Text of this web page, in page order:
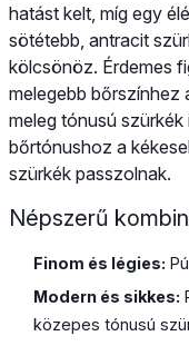
hatást kelt, míg egy
sötétebb, antracit
kölcsönöz. Érdemes
melegebb bőrszínhez
meleg tónusú szürkék
bőrtónushoz a
szürkék passzolnak.
Népszerű
Finom és légies:
Modern és sikkes:
közepes tónusú